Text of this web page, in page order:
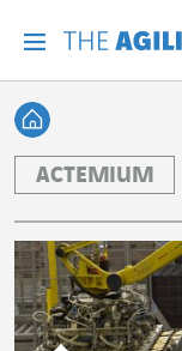
Zurück
ACTEMIUM